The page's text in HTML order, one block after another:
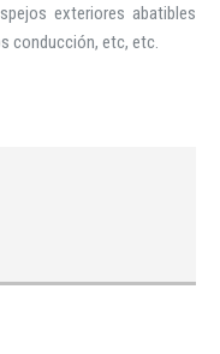
exteriores abatibles
conducción, etc, etc.